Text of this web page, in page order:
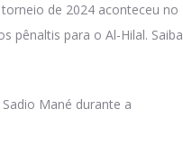
de 2024 aconteceu no
pênaltis para o Al-Hilal. Saiba
Mané durante a